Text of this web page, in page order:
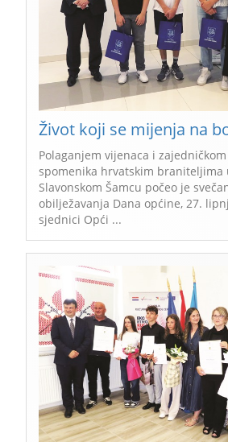
Život koji se mijenja na
Polaganjem vijenaca i
spomenika hrvatskim braniteljima
Slavonskom Šamcu počeo je
obilježavanja Dana općine, 27.
sjednici Opći ...